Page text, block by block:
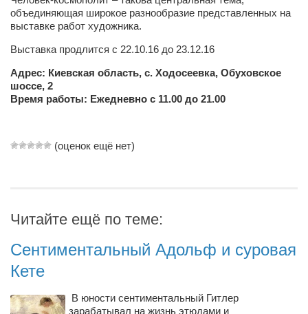
Тенториум -центр независимых дистрибьюторов
Кафе, клубы, рестораны
«Винегрет» — демократичный ресторан
«ЧАЙ — КАВА» магазин — кафе
«CYCLE GARAGE» — магазин велосипедов
Туризм
Журналисты
объединяющая широкое разнообразие представленных на
выставке работ художника.
Выставка продлится с 22.10.16 до 23.12.16
Адрес: Киевская область, с. Ходосеевка, Обуховское
шоссе, 2
Время работы: Ежедневно с 11.00 до 21.00
(оценок ещё нет)
Читайте ещё по теме:
Сентиментальный Адольф и суровая
Кете
В юности сентиментальный Гитлер
зарабатывал на жизнь этюдами и